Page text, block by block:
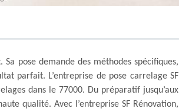
pose demande des méthodes spécifiques,
parfait. L’entreprise de pose carrelage SF
dans le 77000. Du préparatif jusqu’aux
qualité. Avec l’entreprise SF Rénovation,